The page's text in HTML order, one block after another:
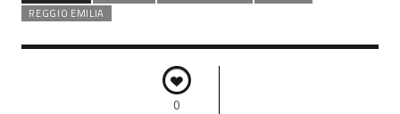
REGGIO EMILIA
0